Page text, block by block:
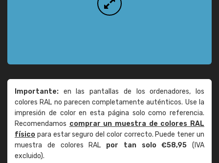
Importante: en las pantallas de los ordenadores, los
colores RAL no parecen completamente auténticos. Use la
impresión de color en esta página solo como referencia.
Recomendamos comprar un muestra de colores RAL
físico para estar seguro del color correcto. Puede tener un
muestra de colores RAL por tan solo €58,95 (IVA
excluido).